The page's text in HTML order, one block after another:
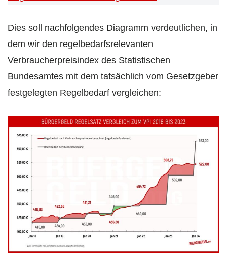
Dies soll nachfolgendes Diagramm verdeutlichen, in
dem wir den regelbedarfsrelevanten
Verbraucherpreisindex des Statistischen
Bundesamtes mit dem tatsächlich vom Gesetzgeber
festgelegten Regelbedarf vergleichen: